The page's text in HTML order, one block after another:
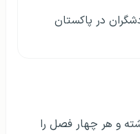
در پاکستان
و هر چهار فصل را